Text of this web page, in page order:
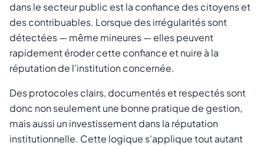
dans le secteur public est la confiance des citoyens et
des contribuables. Lorsque des irrégularités sont
détectées — même mineures — elles peuvent
rapidement éroder cette confiance et nuire à la
réputation de l'institution concernée.
Des protocoles clairs, documentés et respectés sont
donc non seulement une bonne pratique de gestion,
mais aussi un investissement dans la réputation
institutionnelle. Cette logique s'applique tout autant